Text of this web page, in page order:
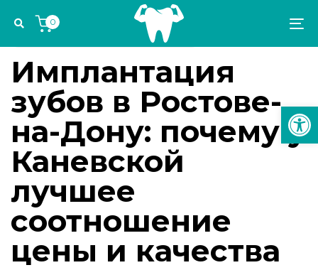
links
navigation
Skip
content
0
IN:
СТОМАТОЛОГИЧЕСКИЕ КАНИКУЛЫ
Имплантация
зубов в Ростове-
на-Дону: почему у
Каневской
лучшее
соотношение
цены и качества
on: